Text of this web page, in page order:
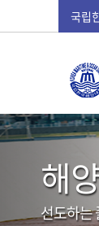
국립
해
선도하는